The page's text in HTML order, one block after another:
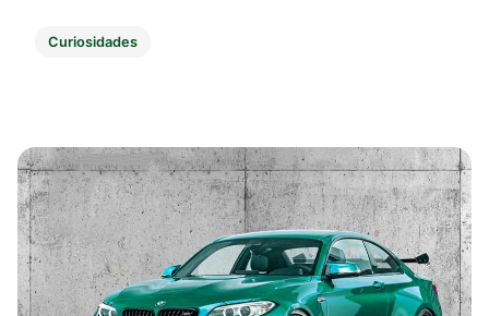
Curiosidades